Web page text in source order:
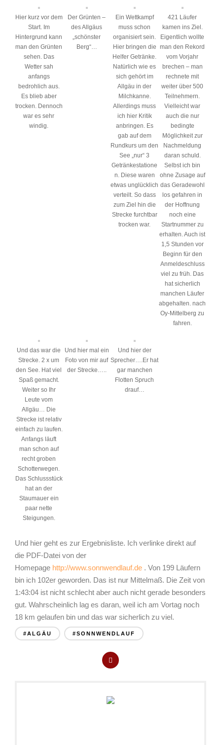
Hier kurz vor dem
Start. Im
Hintergrund kann
man den Grünten
sehen. Das
Wetter sah
anfangs
bedrohlich aus.
Es blieb aber
trocken. Dennoch
war es sehr
windig.
Der Grünten –
des Allgäus
„schönster
Berg“…
Ein Wettkampf
muss schon
organisiert sein.
Hier bringen die
Helfer Getränke.
Natürlich wie es
sich gehört im
Allgäu in der
Milchkanne.
Allerdings muss
ich hier Kritik
anbringen. Es
gab auf dem
Rundkurs um den
See „nur“ 3
Getränkestatione
n. Diese waren
etwas unglücklich
verteilt. So dass
zum Ziel hin die
Strecke furchtbar
trocken war.
421 Läufer
kamen ins Ziel.
Eigentlich wollte
man den Rekord
vom Vorjahr
brechen – man
rechnete mit
weiter über 500
Teilnehmern.
Vielleicht war
auch die nur
bedingte
Möglichkeit zur
Nachmeldung
daran schuld.
Selbst ich bin
ohne Zusage auf
das Geradewohl
los gefahren in
der Hoffnung
noch eine
Startnummer zu
erhalten. Auch ist
1,5 Stunden vor
Beginn für den
Anmeldeschluss
viel zu früh. Das
hat sicherlich
manchen Läufer
abgehalten. nach
Oy-Mittelberg zu
fahren.
Und das war die
Strecke. 2 x um
den See. Hat viel
Spaß gemacht.
Weiter so Ihr
Leute vom
Allgäu… Die
Strecke ist relativ
einfach zu laufen.
Anfangs läuft
man schon auf
recht groben
Schotterwegen.
Das Schlussstück
hat an der
Staumauer ein
paar nette
Steigungen.
Und hier mal ein
Foto von mir auf
der Strecke…..
Und hier der
Sprecher….Er hat
gar manchen
Flotten Spruch
drauf…
Und hier geht es zur Ergebnisliste. Ich verlinke direkt auf
die PDF-Datei von der
Homepage http://www.sonnwendlauf.de . Von 199 Läufern
bin ich 102er geworden. Das ist nur Mittelmaß. Die Zeit von
1:43:04 ist nicht schlecht aber auch nicht gerade besonders
gut. Wahrscheinlich lag es daran, weil ich am Vortag noch
18 km gelaufen bin und das war sicherlich zu viel.
#ALGÄU #SONNWENDLAUF